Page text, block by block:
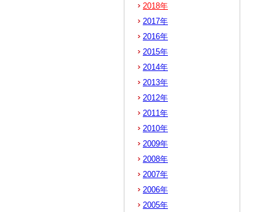
2018年
2017年
2016年
2015年
2014年
2013年
2012年
2011年
2010年
2009年
2008年
2007年
2006年
2005年